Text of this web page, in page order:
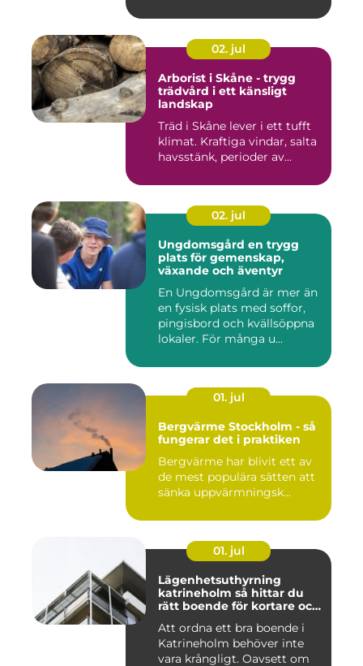
02. jul
Arborist i Skåne - trygg
trädvård i ett känsligt
landskap
Träd i Skåne lever i ett tufft
klimat. Kraftiga vindar, salta
havsstänk, perioder av...
02. jul
Ungdomsgård en trygg
plats för gemenskap,
växande och äventyr
En Ungdomsgård är mer än
en fysisk plats med soffor,
pingisbord och kvällsöppna
lokaler. För många u...
01. jul
Bergvärme Stockholm - så
fungerar det i praktiken
Bergvärme har blivit ett av
de mest populära sätten att
sänka uppvärmningsk...
01. jul
Lägenhetsuthyrning
katrineholm så hittar du
rätt boende för kortare och
Att ordna ett bra boende i
Katrineholm behöver inte
vara krångligt. Oavsett om